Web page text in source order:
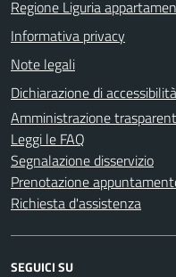
Regione Liguria
Informativa privacy
Note legali
Dichiarazione di accessibilità
Amministrazione
Leggi le FAQ
Segnalazione disservizio
Prenotazione
Richiesta d'assistenza
SEGUICI SU